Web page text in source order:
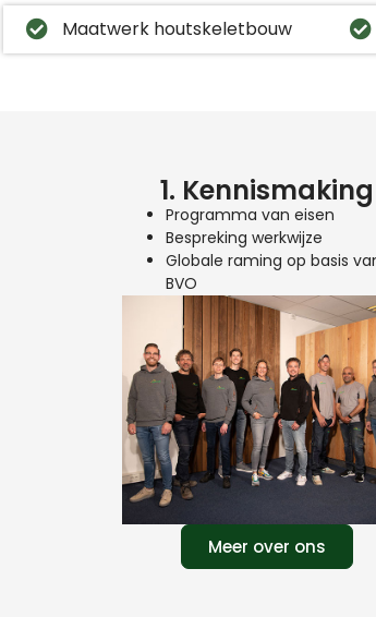
Maatwerk houtskeletbouw
1. Kennismaking
Programma van eisen
Bespreking werkwijze
Globale raming op basis
BVO
Meer over ons